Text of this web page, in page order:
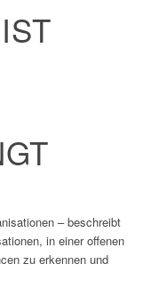
– beschreibt
in einer offenen
zu erkennen und